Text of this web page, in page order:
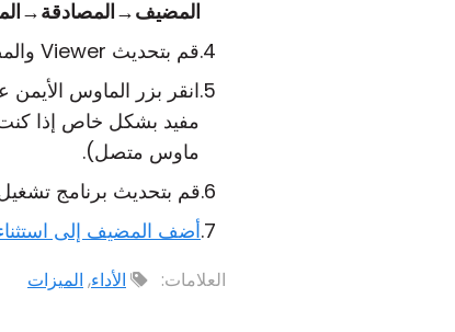
المضيف→المصادقة→
قم بتحديث Viewer والمضيف إلى أحدث إصدار. راجع
انقر بزر الماوس الأيمن
مفيد بشكل خاص إذا
ماوس متصل).
قم بتحديث برنامج
أضف المضيف إلى
العلامات: الأداء, الميزات